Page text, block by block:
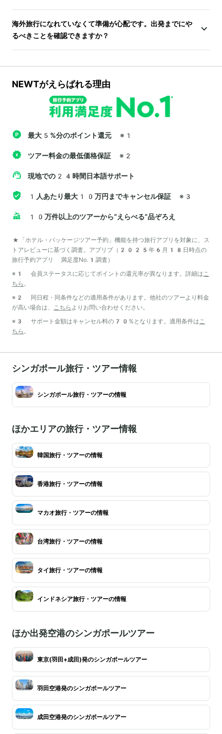
海外旅行になれていなくて準備が心配です。出発までにや
るべきことを確認できますか？
NEWTがえらばれる理由
最大5%分のポイント還元 ※1
ツアー料金の最低価格保証 ※2
現地での24時間日本語サポート
1人あたり最大10万円までキャンセル保証 ※3
10万件以上のツアーから“えらべる”品ぞろえ
*「ホテル・パッケージツアー予約」機能を持つ旅行アプリを対象に、ス
トアレビューに基づく調査。アプリブ（2025年6月18日時点の
旅行予約アプリ 満足度No.1調査）
※1 会員ステータスに応じてポイントの還元率が異なります。詳細は こ
ちら 。
※2 同日程・同条件などの適用条件があります。他社のツアーより料金
が高い場合は、
こちら よりお問い合わせください。
※3 サポート金額はキャンセル料の70%となります。適用条件は こ
ちら 。
シンガポール旅行・ツアー情報
シンガポール旅行・ツアーの情報
ほかエリアの旅行・ツアー情報
韓国旅行・ツアーの情報
香港旅行・ツアーの情報
マカオ旅行・ツアーの情報
台湾旅行・ツアーの情報
タイ旅行・ツアーの情報
インドネシア旅行・ツアーの情報
ほか出発空港のシンガポールツアー
東京(羽田+成田)発のシンガポールツアー
羽田空港発のシンガポールツアー
成田空港発のシンガポールツアー